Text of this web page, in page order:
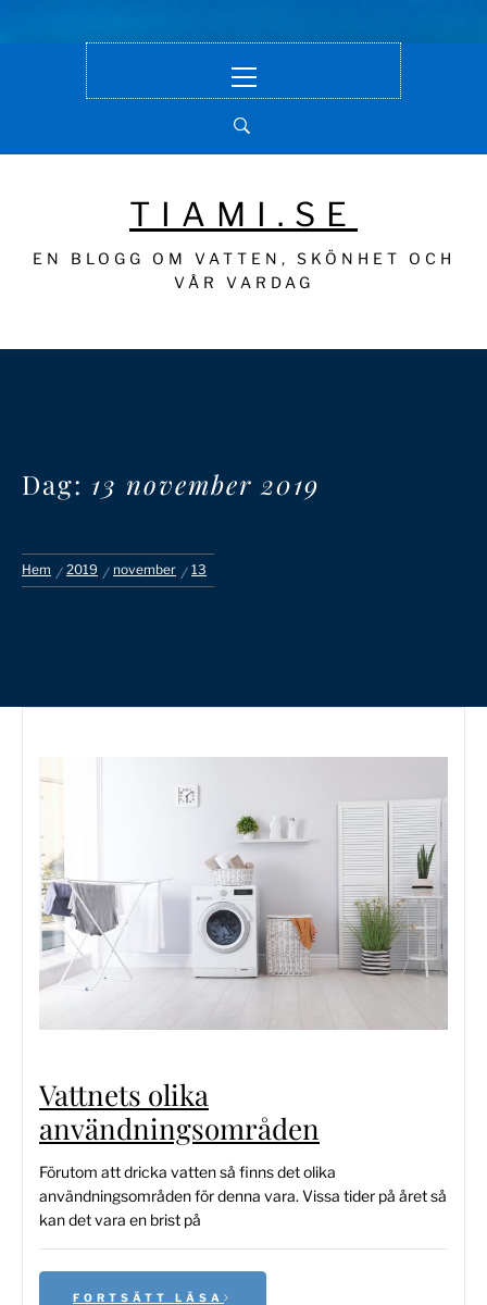
meny
TIAMI.SE
EN BLOGG OM VATTEN, SKÖNHET OCH
VÅR VARDAG
Dag: 13 november 2019
Hem 2019 november 13
Vattnets olika
användningsområden
Förutom att dricka vatten så finns det olika
användningsområden för denna vara. Vissa tider på året så
kan det vara en brist på
FORTSÄTT LÄSA